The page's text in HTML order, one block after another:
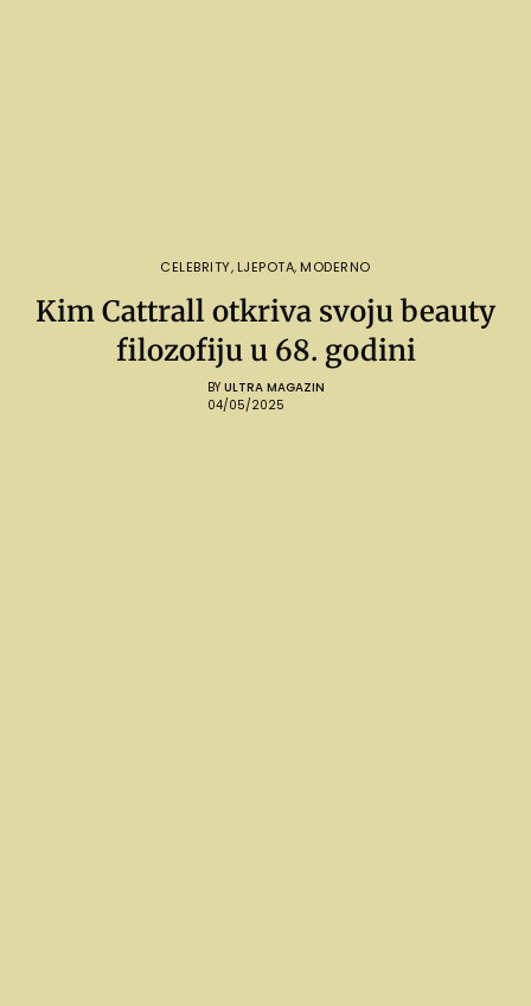
CELEBRITY, LJEPOTA, MODERNO
Kim Cattrall otkriva svoju beauty
filozofiju u 68. godini
BY ULTRA MAGAZIN
04/05/2025